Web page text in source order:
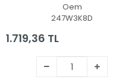
Oem
247W3K8D
1.719,36 TL